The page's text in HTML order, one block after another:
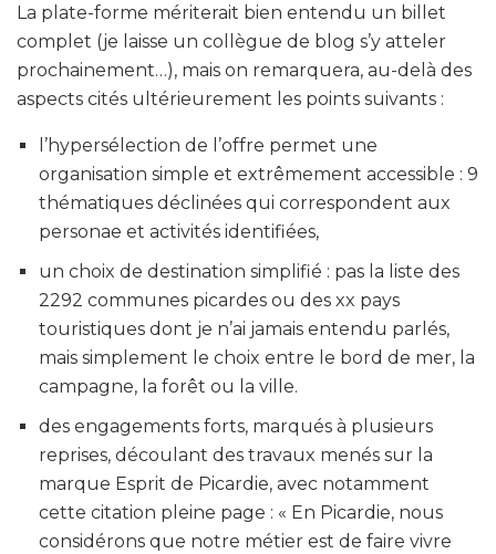
La plate-forme mériterait bien entendu un billet
complet (je laisse un collègue de blog s’y atteler
prochainement…), mais on remarquera, au-delà des
aspects cités ultérieurement les points suivants :
l’hypersélection de l’offre permet une
organisation simple et extrêmement accessible : 9
thématiques déclinées qui correspondent aux
personae et activités identifiées,
un choix de destination simplifié : pas la liste des
2292 communes picardes ou des xx pays
touristiques dont je n’ai jamais entendu parlés,
mais simplement le choix entre le bord de mer, la
campagne, la forêt ou la ville.
des engagements forts, marqués à plusieurs
reprises, découlant des travaux menés sur la
marque Esprit de Picardie, avec notamment
cette citation pleine page : « En Picardie, nous
considérons que notre métier est de faire vivre